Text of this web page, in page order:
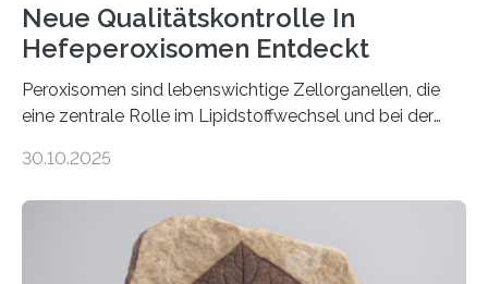
Neue Qualitätskontrolle In
Hefeperoxisomen Entdeckt
Peroxisomen sind lebenswichtige Zellorganellen, die
eine zentrale Rolle im Lipidstoffwechsel und bei der
erfüllen können, müssen zahlreiche Enzyme präzise in
der Ruhr-Universität Bochum um Prof. Dr. Ralf Erdmann
und Dr. Ismaila Francis Yusuf hat nun einen bislang
unbekannten Qualitätskontrollmechanismus des
30.10.2025